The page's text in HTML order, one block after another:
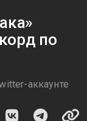
по
аккаунте